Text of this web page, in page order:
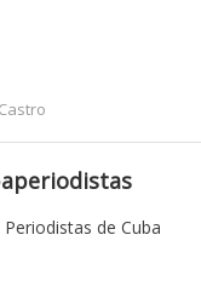
de Cuba